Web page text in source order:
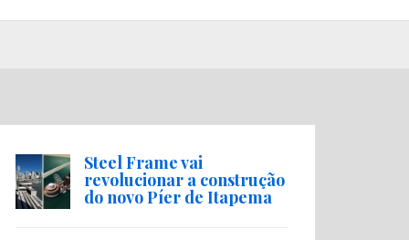
Steel Frame vai
revolucionar a construção
do novo Píer de Itapema